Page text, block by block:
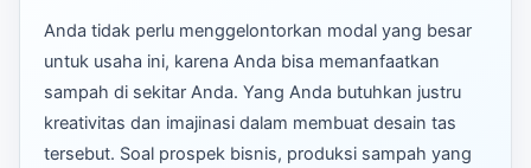
Anda tidak perlu menggelontorkan modal yang besar
untuk usaha ini, karena Anda bisa memanfaatkan
sampah di sekitar Anda. Yang Anda butuhkan justru
kreativitas dan imajinasi dalam membuat desain tas
tersebut. Soal prospek bisnis, produksi sampah yang